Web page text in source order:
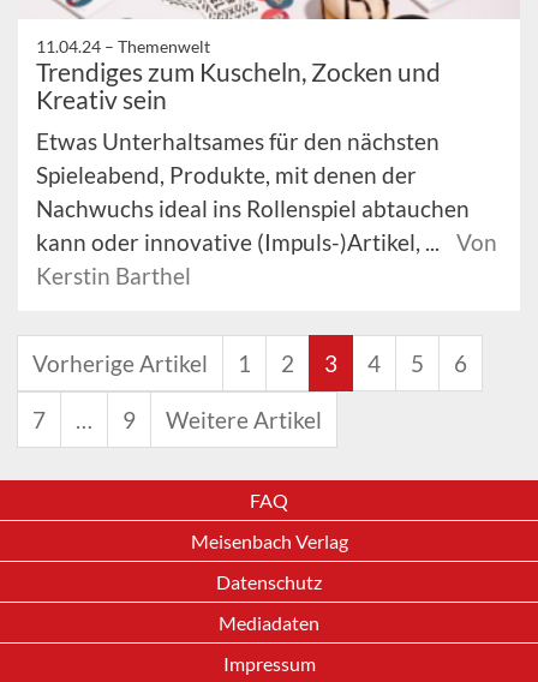
11.04.24 – Themenwelt
Trendiges zum Kuscheln, Zocken und
Kreativ sein
Etwas Unterhaltsames für den nächsten
Spieleabend, Produkte, mit denen der
Nachwuchs ideal ins Rollenspiel abtauchen
kann oder innovative (Impuls-)Artikel, ...
Von
Kerstin Barthel
Vorherige Artikel 1 2 3 4 5 6
7 … 9 Weitere Artikel
FAQ
Meisenbach Verlag
Datenschutz
Mediadaten
Impressum